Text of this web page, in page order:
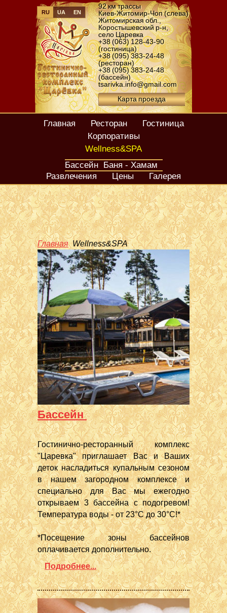
92 км трассы
Киев-Житомир-Чоп (слева)
Житомирская обл.,
Коростышевский р-н,
село Царевка
+38 (063) 128-43-90
(гостиница)
+38 (095) 383-24-48
(ресторан)
+38 (095) 383-24-48
(бассейн)
tsarivka.info@gmail.com
Карта проезда
RU UA EN
Главная Ресторан
Гостиница
Корпоративы
Wellness&SPA
Бассейн
Баня - Хамам
Развлечения
Цены Галерея
Главная Wellness&SPA
Бассейн
Гостинично-ресторанный комплекс
"Царевка" приглашает Вас и Ваших
деток насладиться купальным сезоном
в нашем загородном комплексе и
специально для Вас мы ежегодно
открываем 3 бассейна с подогревом!
Температура воды - от 23°С до 30°С!*
*Посещение зоны бассейнов
оплачивается дополнительно.
Подробнее...